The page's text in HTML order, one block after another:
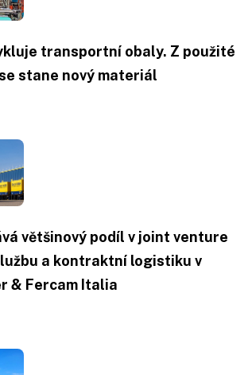
transportní obaly. Z použité
stane nový materiál
většinový podíl v joint venture
a kontraktní logistiku v
& Fercam Italia